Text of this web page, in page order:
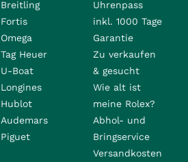
Breitling
Fortis
Omega
Tag Heuer
U-Boat
Longines
Hublot
Audemars
Piguet
Uhrenpass
inkl. 1000 Tage
Garantie
Zu verkaufen
& gesucht
Wie alt ist
meine Rolex?
Abhol- und
Bringservice
Versandkosten